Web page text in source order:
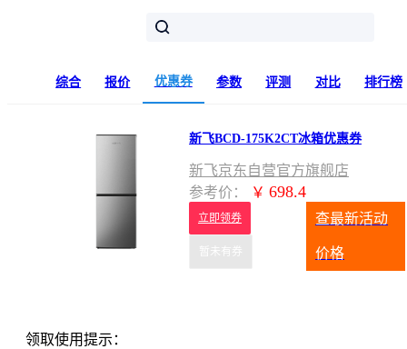
综合 报价 优惠券 参数 评测 对比 排行榜
新飞BCD-175K2CT冰箱优惠券
新飞京东自营官方旗舰店
参考价：
￥ 698.4
立即领券
暂未有券
查最新活动
价格
领取使用提示：